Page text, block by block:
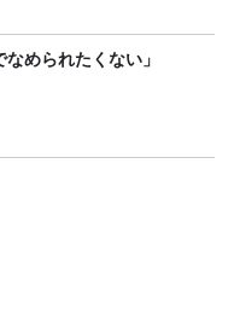
められたくない」